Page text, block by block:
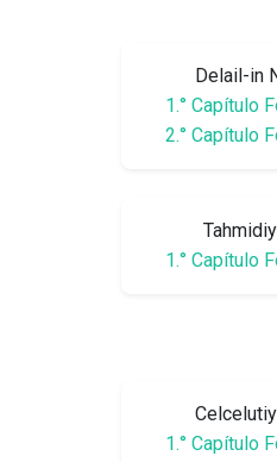
Delail-in
1.° Capítulo
2.° Capítulo
1.° Capítulo
1.° Capítulo